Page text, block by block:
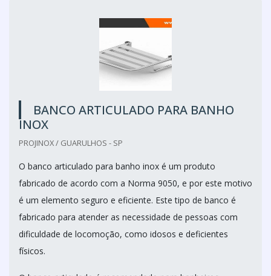
BANCO ARTICULADO PARA BANHO
INOX
PROJINOX / GUARULHOS - SP
O banco articulado para banho inox é um produto
fabricado de acordo com a Norma 9050, e por este motivo
é um elemento seguro e eficiente. Este tipo de banco é
fabricado para atender as necessidade de pessoas com
dificuldade de locomoção, como idosos e deficientes
físicos.